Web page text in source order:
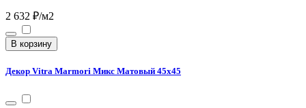
2 632 ₽/м2
В корзину
Декор Vitra Marmori Микс Матовый 45х45